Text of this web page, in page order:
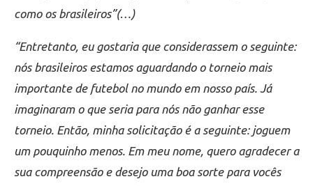
como os brasileiros”(…)
“Entretanto, eu gostaria que considerassem o seguinte:
nós brasileiros estamos aguardando o torneio mais
importante de futebol no mundo em nosso país. Já
imaginaram o que seria para nós não ganhar esse
torneio. Então, minha solicitação é a seguinte: joguem
um pouquinho menos. Em meu nome, quero agradecer a
sua compreensão e desejo uma boa sorte para vocês